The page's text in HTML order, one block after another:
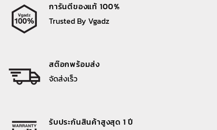
การันตีของแท้ 100%
Trusted By Vgadz
สต๊อกพร้อมส่ง
จัดส่งเร็ว
รับประกันสินค้าสูงสุด 1 ปี